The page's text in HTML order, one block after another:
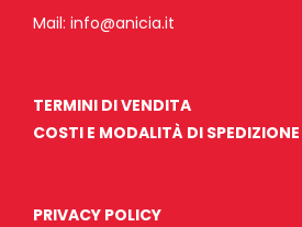
Mail: info@anicia.it
TERMINI DI VENDITA
COSTI E MODALITÀ DI SPEDIZIONE
PRIVACY POLICY